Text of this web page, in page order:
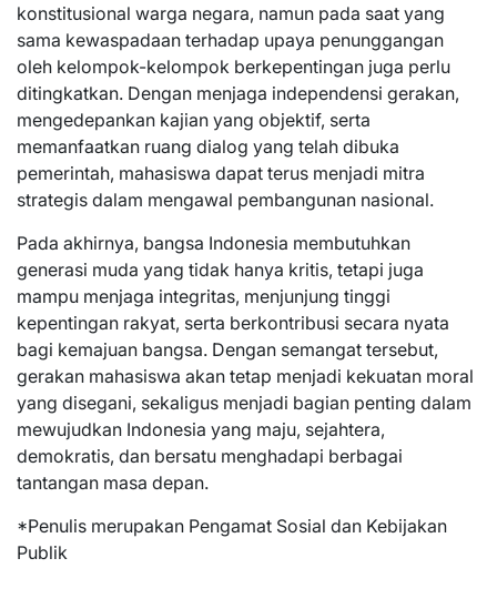
konstitusional warga negara, namun pada saat yang
sama kewaspadaan terhadap upaya penunggangan
oleh kelompok-kelompok berkepentingan juga perlu
ditingkatkan. Dengan menjaga independensi gerakan,
mengedepankan kajian yang objektif, serta
memanfaatkan ruang dialog yang telah dibuka
pemerintah, mahasiswa dapat terus menjadi mitra
strategis dalam mengawal pembangunan nasional.
Pada akhirnya, bangsa Indonesia membutuhkan
generasi muda yang tidak hanya kritis, tetapi juga
mampu menjaga integritas, menjunjung tinggi
kepentingan rakyat, serta berkontribusi secara nyata
bagi kemajuan bangsa. Dengan semangat tersebut,
gerakan mahasiswa akan tetap menjadi kekuatan moral
yang disegani, sekaligus menjadi bagian penting dalam
mewujudkan Indonesia yang maju, sejahtera,
demokratis, dan bersatu menghadapi berbagai
tantangan masa depan.
*Penulis merupakan Pengamat Sosial dan Kebijakan
Publik